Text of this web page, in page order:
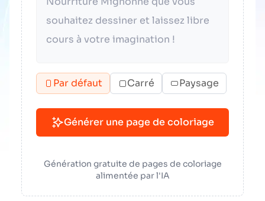
Par défaut Carré Paysage
Générer une page de coloriage
Génération gratuite de pages de coloriage
alimentée par l'IA